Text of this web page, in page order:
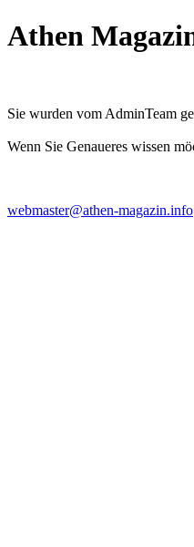
Athen
Sie wurden vom AdminTeam
Wenn Sie Genaueres wissen
webmaster@athen-magazin.info